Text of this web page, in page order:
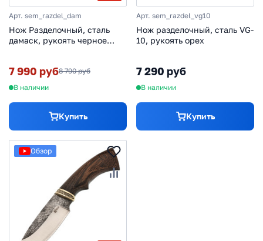
Арт. sem_razdel_dam
Нож Разделочный, сталь
дамаск, рукоять черное
7 990 руб8 790 руб
В наличии
Купить
Арт. sem_razdel_vg10
Нож разделочный, сталь VG-
10, рукоять орех
7 290 руб
В наличии
Купить
Обзор